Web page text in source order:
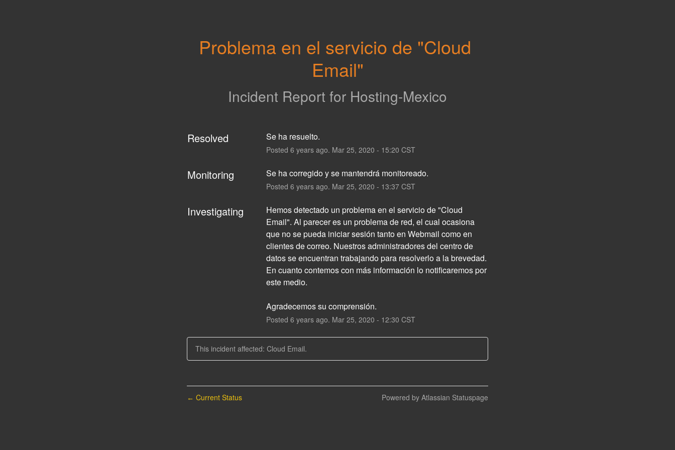
Problema en el servicio de "Cloud
Email"
Incident Report for Hosting-Mexico
Resolved Se ha resuelto.
Posted 6 years ago. Mar 25, 2020 - 15:20 CST
Monitoring Se ha corregido y se mantendrá monitoreado.
Posted 6 years ago. Mar 25, 2020 - 13:37CST
Investigating
Hemos detectado un problema en el servicio de "Cloud
Email". Al parecer es un problema de red, el cual ocasiona
que no se pueda iniciar sesión tanto en Webmail como en
clientes de correo. Nuestros administradores del centro de
datos se encuentran trabajando para resolverlo a la brevedad.
En cuanto contemos con más información lo notificaremos por
este medio.
Agradecemos su comprensión.
Posted 6 years ago. Mar 25, 2020 - 12:30 CST
This incident affected: Cloud Email.
← Current Status Powered by Atlassian Statuspage